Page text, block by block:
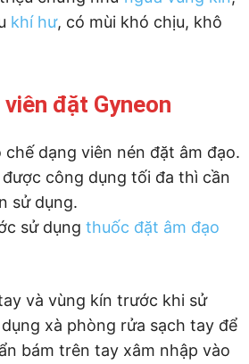
khí hư, có mùi khó chịu, khô
đặt Gyneon
dạng viên nén đặt âm đạo.
công dụng tối đa thì cần
sử dụng.
sử dụng thuốc đặt âm đạo
và vùng kín trước khi sử
xà phòng rửa sạch tay để
bám trên tay xâm nhập vào